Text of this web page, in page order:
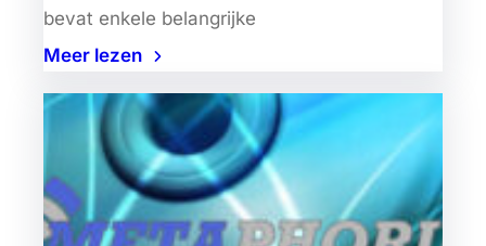
bevat enkele belangrijke
Meer lezen